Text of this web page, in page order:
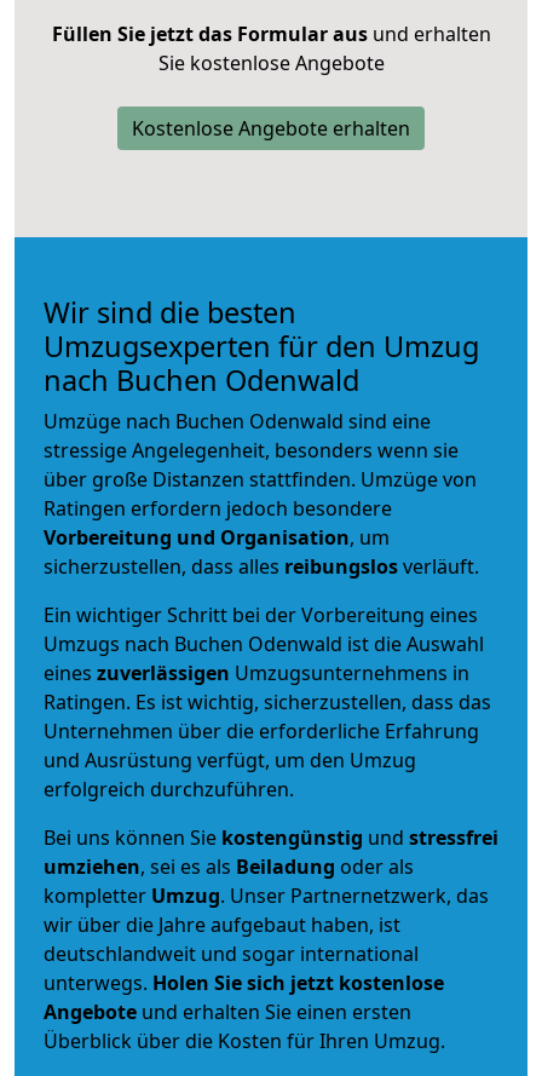
Füllen Sie jetzt das Formular ausund erhalten
Sie kostenlose Angebote
Kostenlose Angebote erhalten
Wir sind die besten
Umzugsexperten für den Umzug
nach Buchen Odenwald
Umzüge nach Buchen Odenwald sind eine
stressige Angelegenheit, besonders wenn sie
über große Distanzen stattfinden. Umzüge von
Ratingen erfordern jedoch besondere
Vorbereitung und Organisation, um
sicherzustellen, dass alles reibungslosverläuft.
Ein wichtiger Schritt bei der Vorbereitung eines
Umzugs nach Buchen Odenwald ist die Auswahl
eines zuverlässigen Umzugsunternehmens in
Ratingen. Es ist wichtig, sicherzustellen, dass das
Unternehmen über die erforderliche Erfahrung
und Ausrüstung verfügt, um den Umzug
erfolgreich durchzuführen.
Bei uns können Sie kostengünstig und stressfrei
umziehen, sei es als Beiladung oder als
kompletter Umzug. Unser Partnernetzwerk, das
wir über die Jahre aufgebaut haben, ist
deutschlandweit und sogar international
unterwegs. Holen Sie sich jetzt kostenlose
Angebote und erhalten Sie einen ersten
Überblick über die Kosten für Ihren Umzug.